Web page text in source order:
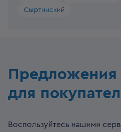
Сыртинский
Предложения
для
Воспользуйтесь нашими